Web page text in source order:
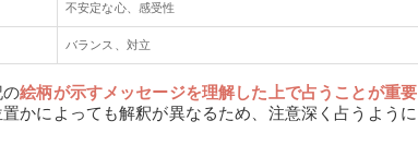
不安定な心、感受性
バランス、対立
の絵柄が示すメッセージを理解した上で占うことが重要
かによっても解釈が異なるため、注意深く占うように